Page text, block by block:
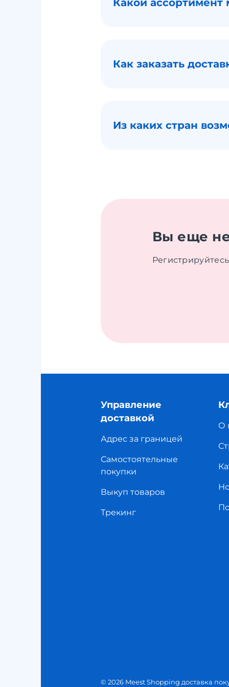
Как заказать
Из каких стран
Вы еще
Управление
доставкой
Адрес за границей
Самостоятельные
покупки
Выкуп товаров
Трекинг
О
© 2026 Meest Shopping доставка